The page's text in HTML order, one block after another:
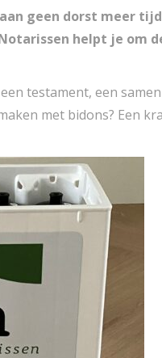
geen dorst meer
helpt je om
testament, een
met bidons? Een